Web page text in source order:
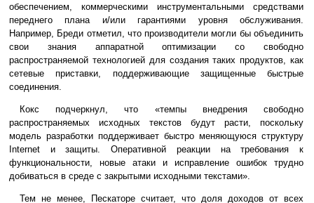
обеспечением, коммерческими инструментальными средствами
переднего плана и/или гарантиями уровня обслуживания.
Например, Бреди отметил, что производители могли бы объединить
свои знания аппаратной оптимизации со свободно
распространяемой технологией для создания таких продуктов, как
сетевые приставки, поддерживающие защищенные быстрые
соединения.
Кокс подчеркнул, что «темпы внедрения свободно
распространяемых исходных текстов будут расти, поскольку
модель разработки поддерживает быстро меняющуюся структуру
Internet и защиты. Оперативной реакции на требования к
функциональности, новые атаки и исправление ошибок трудно
добиваться в среде с закрытыми исходными текстами».
Тем не менее, Пескаторе считает, что доля доходов от всех